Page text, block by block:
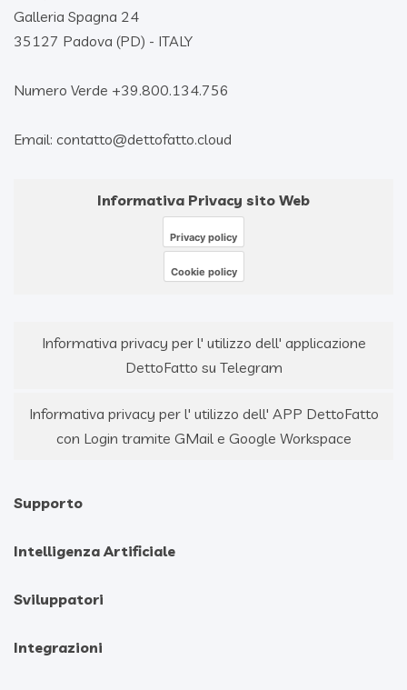
Galleria Spagna 24
35127 Padova (PD) - ITALY
Numero Verde +39.800.134.756
Email: contatto@dettofatto.cloud
Informativa Privacy sito Web
Privacy policy
Cookie policy
Informativa privacy per l' utilizzo dell' applicazione
DettoFatto su Telegram
Informativa privacy per l' utilizzo dell' APP DettoFatto
con Login tramite GMail e Google Workspace
Supporto
Intelligenza Artificiale
Sviluppatori
Integrazioni